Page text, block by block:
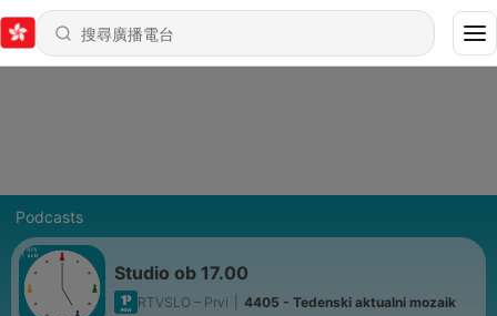
Podcasts
Studio ob 17.00
RTVSLO – Prvi 4405 - Tedenski aktualni mozaik